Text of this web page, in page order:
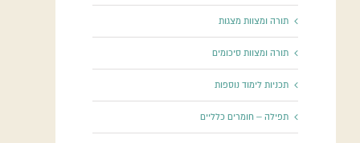
תורה ומצוות מצגות
תורה ומצוות סיכומים
תכניות לימוד נוספות
תפילה – חומרים כלליים